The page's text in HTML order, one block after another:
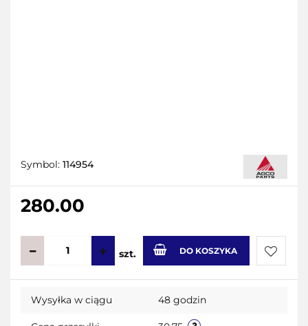
Symbol: 114954
280.00
szt. DO KOSZYKA
Do
Wysyłka w ciągu 48 godzin